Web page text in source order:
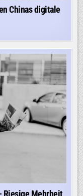
Chinas digitale
Riesige Mehrheit